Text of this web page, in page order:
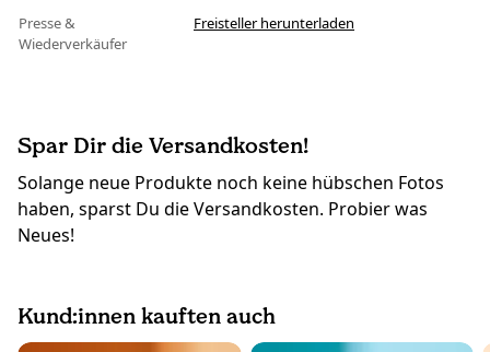
Presse &
Wiederverkäufer
Freisteller herunterladen
Spar Dir die Versandkosten!
Solange neue Produkte noch keine hübschen Fotos
haben, sparst Du die Versandkosten. Probier was
Neues!
Kund:innen kauften auch